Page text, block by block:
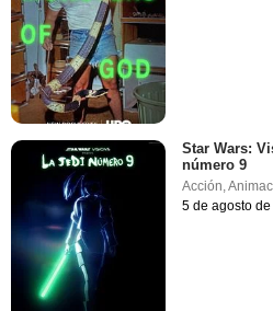
Star Wars:
número 9
Acción ,
5 de agosto